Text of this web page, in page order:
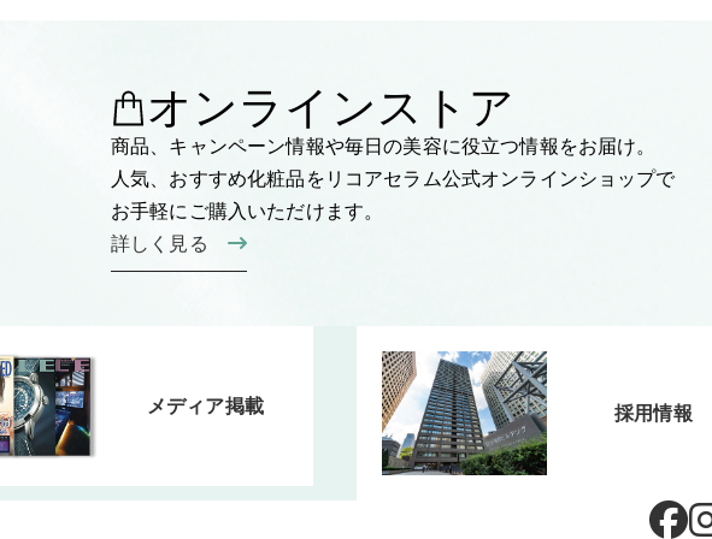
オンラインストア
商品、キャンペーン情報や毎日の美容に役立つ情報をお届け。
人気、おすすめ化粧品をリコアセラム公式オンラインショップで
お手軽にご購入いただけます。
詳しく見る
メディア掲載 採用情報